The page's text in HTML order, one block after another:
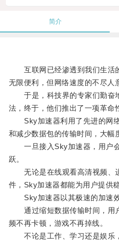
简介
互联网已经渗透到我们生活
无限便利，但网络速度的不尽人
于是，科技界的专家们勤奋
法，终于，他们推出了一项革
Sky加速器利用了先进的网络
和减少数据包的传输时间，大幅
一旦接入Sky加速器，用户会
跃。
无论是在线观看高清视频、
件，Sky加速器都能为用户提供
Sky加速器以其极速的加速效
通过缩短数据传输时间，用
频不再卡顿，游戏不再掉线。
不论是工作、学习还是娱乐